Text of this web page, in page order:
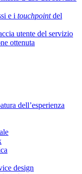
e i touchpointdel
utente del servizio
ottenuta
dell’esperienza
design